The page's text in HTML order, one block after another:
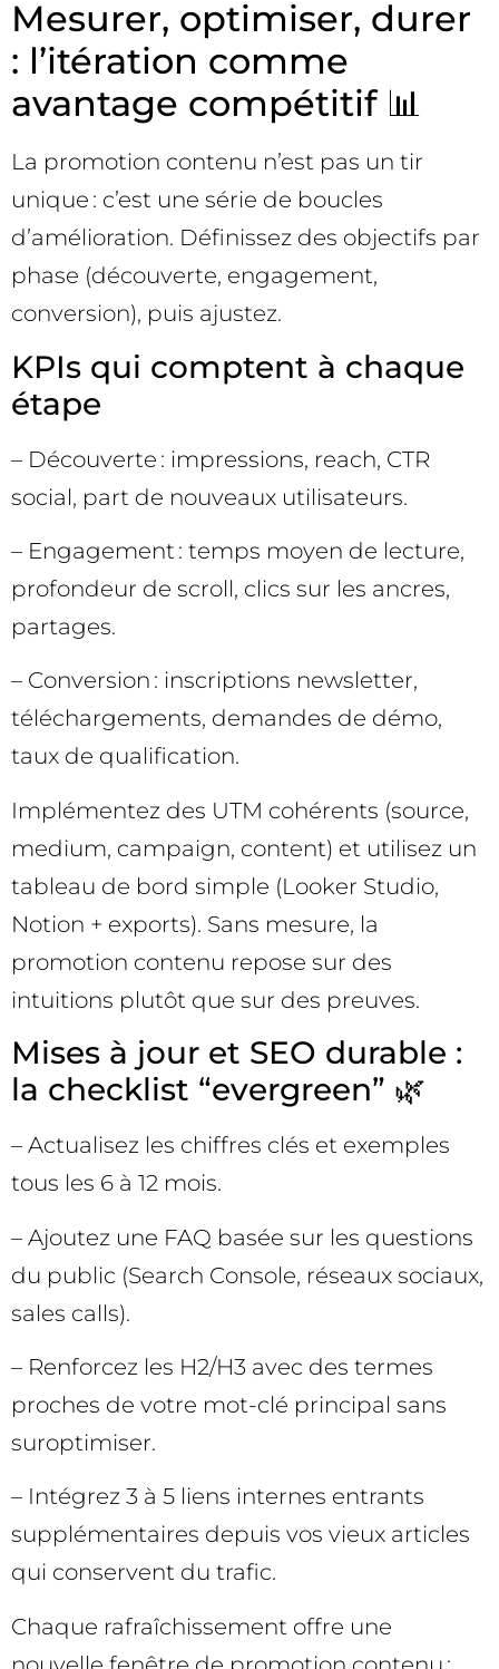
Mesurer, optimiser, durer
: l’itération comme
avantage compétitif 📊
La promotion contenu n’est pas un tir
unique : c’est une série de boucles
d’amélioration. Définissez des objectifs par
phase (découverte, engagement,
conversion), puis ajustez.
KPIs qui comptent à chaque
étape
– Découverte : impressions, reach, CTR
social, part de nouveaux utilisateurs.
– Engagement : temps moyen de lecture,
profondeur de scroll, clics sur les ancres,
partages.
– Conversion : inscriptions newsletter,
téléchargements, demandes de démo,
taux de qualification.
Implémentez des UTM cohérents (source,
medium, campaign, content) et utilisez un
tableau de bord simple (Looker Studio,
Notion + exports). Sans mesure, la
promotion contenu repose sur des
intuitions plutôt que sur des preuves.
Mises à jour et SEO durable :
la checklist “evergreen” 🌿
– Actualisez les chiffres clés et exemples
tous les 6 à 12 mois.
– Ajoutez une FAQ basée sur les questions
du public (Search Console, réseaux sociaux,
sales calls).
– Renforcez les H2/H3 avec des termes
proches de votre mot-clé principal sans
suroptimiser.
– Intégrez 3 à 5 liens internes entrants
supplémentaires depuis vos vieux articles
qui conservent du trafic.
Chaque rafraîchissement offre une